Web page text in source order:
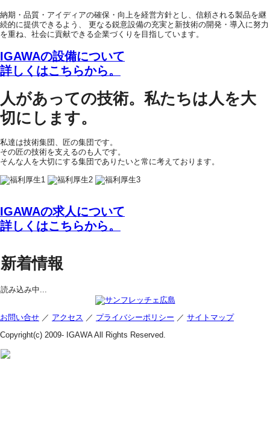
納期・品質・アイディアの確保・向上を経営方針とし、信頼される製品を継
続的に提供できるよう、 更なる鋭意設備の充実と新技術の開発・導入に努力
を重ね、社会に貢献できる企業づくりを目指しています。
IGAWAの設備について
詳しくはこちらから。
人があっての技術。私たちは人を大
切にします。
私達は技術集団、匠の集団です。
その匠の技術を支えるのも人です。
そんな人を大切にする集団でありたいと常に考えております。
IGAWAの求人について
詳しくはこちらから。
新着情報
読み込み中...
お問い合せ ／ アクセス ／ プライバシーポリシー ／ サイトマップ
Copyright(c) 2009- IGAWA All Rights Reserved.